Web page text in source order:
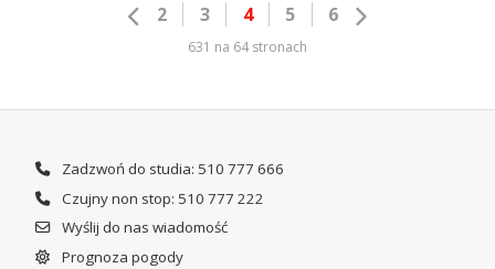
2 3 4 5 6
631 na 64 stronach
Zadzwoń do studia: 510 777 666
Czujny non stop: 510 777 222
Wyślij do nas wiadomość
Prognoza pogody